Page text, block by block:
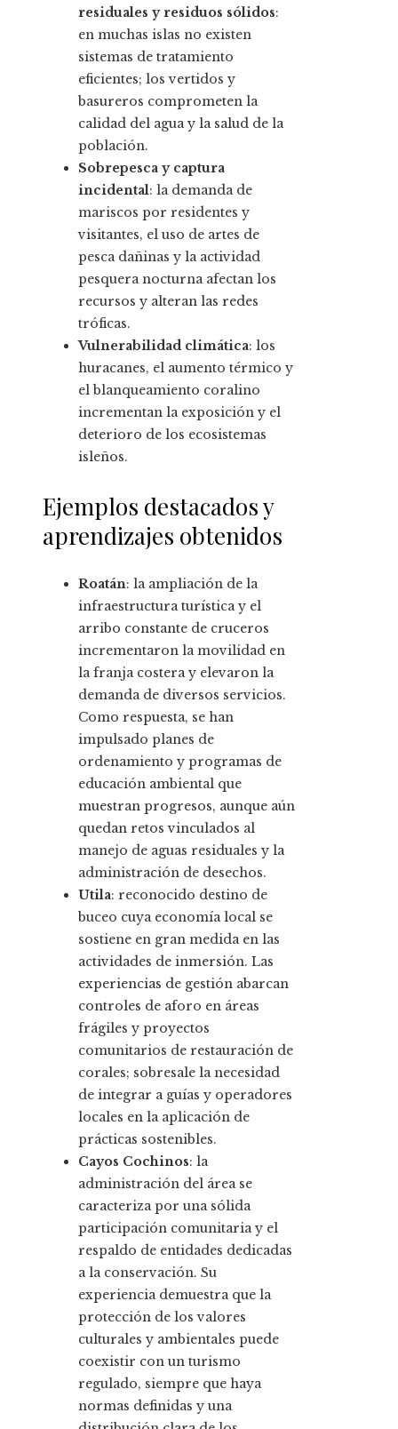
residuales y residuos sólidos:
en muchas islas no existen
sistemas de tratamiento
eficientes; los vertidos y
basureros comprometen la
calidad del agua y la salud de la
población.
Sobrepesca y captura
incidental: la demanda de
mariscos por residentes y
visitantes, el uso de artes de
pesca dañinas y la actividad
pesquera nocturna afectan los
recursos y alteran las redes
tróficas.
Vulnerabilidad climática: los
huracanes, el aumento térmico y
el blanqueamiento coralino
incrementan la exposición y el
deterioro de los ecosistemas
isleños.
Ejemplos destacados y
aprendizajes obtenidos
Roatán: la ampliación de la
infraestructura turística y el
arribo constante de cruceros
incrementaron la movilidad en
la franja costera y elevaron la
demanda de diversos servicios.
Como respuesta, se han
impulsado planes de
ordenamiento y programas de
educación ambiental que
muestran progresos, aunque aún
quedan retos vinculados al
manejo de aguas residuales y la
administración de desechos.
Utila: reconocido destino de
buceo cuya economía local se
sostiene en gran medida en las
actividades de inmersión. Las
experiencias de gestión abarcan
controles de aforo en áreas
frágiles y proyectos
comunitarios de restauración de
corales; sobresale la necesidad
de integrar a guías y operadores
locales en la aplicación de
prácticas sostenibles.
Cayos Cochinos: la
administración del área se
caracteriza por una sólida
participación comunitaria y el
respaldo de entidades dedicadas
a la conservación. Su
experiencia demuestra que la
protección de los valores
culturales y ambientales puede
coexistir con un turismo
regulado, siempre que haya
normas definidas y una